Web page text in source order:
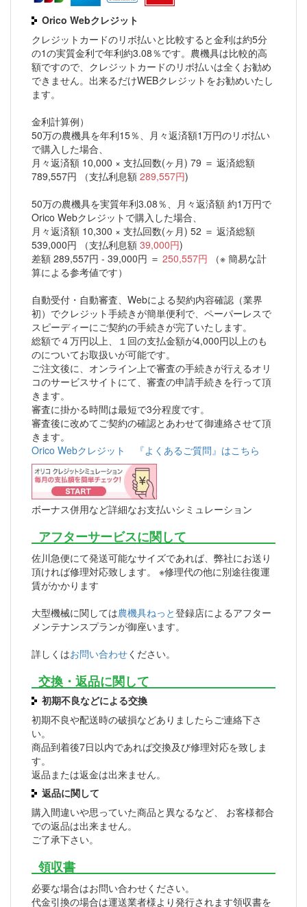
Orico Webクレジット
クレジットカードのリボ払いと比較すると金利は約5分
の1の実質金利で年利約3.08％です。農機具は比較的高
額ですので、クレジットカードのリボ払いは全くお勧め
できません。出来るだけWEBクレジットをお勧めいたし
ます。
金利計算例）
50万の農機具を年利15％、月々返済額1万円のリボ払い
で購入した場合、
月々返済額 10,000 × 支払回数(ヶ月) 79 ＝ 返済総額
789,557円 （支払利息額 289,557円)
50万の農機具を実質年利3.08％、月々返済額 約1万円で
Orico Webクレジットで購入した場合、
月々返済額 10,300 × 支払回数(ヶ月) 52 ＝ 返済総額
539,000円 （支払利息額 39,000円)
差額 289,557円 - 39,000円 ＝ 250,557円 （※ 簡易な計
算による参考値です）
自動受付・自動審査、Webによる契約内容確認（業界
初）でクレジット手続きが簡単便利で、ペーパーレスで
スピーディーにご契約の手続きが完了いたします。
総額で４万円以上、１回の支払金額が4,000円以上のも
のについてお取扱いが可能です。
ご注文後に、オンライン上で審査の手続きが行えるオリ
コのサービスサイトにて、審査の申請手続きを行って頂
きます。
審査に掛かる時間は最短で3分程度です。
審査後に改めてご契約の確認とあわせて御連絡させて頂
きます。
Orico Webクレジット 『よくあるご質問』はこちら
ボーナス併用など詳細なお支払いシミュレーション
アフターサービスに関して
佐川急便にて発送可能なサイズであれば、弊社にお送り
頂ければ修理対応致します。 ※修理代の他に別途往復運
賃がかかります
大型機械に関しては農機具ねっと登録店によるアフター
メンテナンスプランが御座います。
詳しくはお問い合わせください。
交換・返品に関して
初期不良などによる交換
初期不良や配送時の破損などありましたらご連絡下さ
い。
商品到着後7日以内であれば交換及び修理対応を致しま
す。
返品または返金は出来ません。
返品に関して
購入間違いや思っていた商品と異なるなど、 お客様都合
での返品は出来ません。
ご了承下さい。
領収書
必要な場合はお問い合わせください。
代金引換の場合は運送業者様より発行されます領収書を